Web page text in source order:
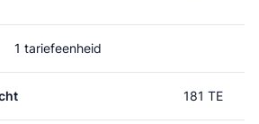
1 tariefeenheid
181 TE